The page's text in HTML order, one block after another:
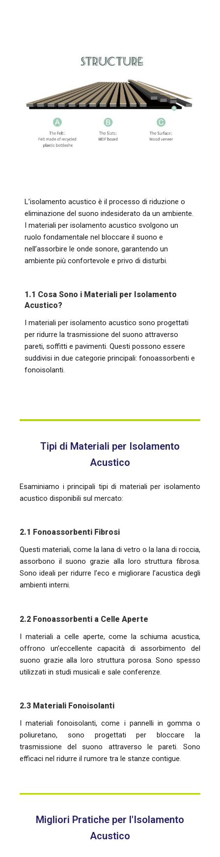
L’isolamento acustico è il processo di riduzione o
eliminazione del suono indesiderato da un ambiente.
I materiali per isolamento acustico svolgono un
ruolo fondamentale nel bloccare il suono e
nell’assorbire le onde sonore, garantendo un
ambiente più confortevole e privo di disturbi.
1.1 Cosa Sono i Materiali per Isolamento
Acustico?
I materiali per isolamento acustico sono progettati
per ridurre la trasmissione del suono attraverso
pareti, soffitti e pavimenti. Questi possono essere
suddivisi in due categorie principali: fonoassorbenti e
fonoisolanti.
Tipi di Materiali per Isolamento
Acustico
Esaminiamo i principali tipi di materiali per isolamento
acustico disponibili sul mercato:
2.1 Fonoassorbenti Fibrosi
Questi materiali, come la lana di vetro o la lana di roccia,
assorbono il suono grazie alla loro struttura fibrosa.
Sono ideali per ridurre l’eco e migliorare l’acustica degli
ambienti interni.
2.2 Fonoassorbenti a Celle Aperte
I materiali a celle aperte, come la schiuma acustica,
offrono un’eccellente capacità di assorbimento del
suono grazie alla loro struttura porosa. Sono spesso
utilizzati in studi musicali e sale conferenze.
2.3 Materiali Fonoisolanti
I materiali fonoisolanti, come i pannelli in gomma o
poliuretano, sono progettati per bloccare la
trasmissione del suono attraverso le pareti. Sono
efficaci nel ridurre il rumore tra le stanze contigue.
Migliori Pratiche per l'Isolamento
Acustico